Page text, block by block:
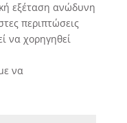
εξέταση ανώδυνη
περιπτώσεις
να χορηγηθεί
να